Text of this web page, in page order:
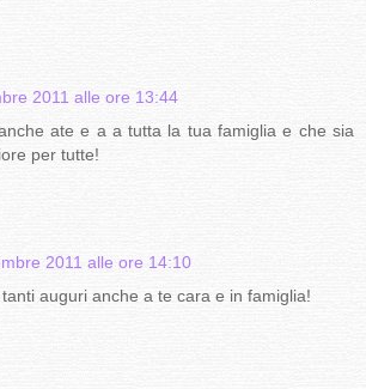
2011 alle ore 13:44
ate e a a tutta la tua famiglia e che sia
per tutte!
2011 alle ore 14:10
auguri anche a te cara e in famiglia!